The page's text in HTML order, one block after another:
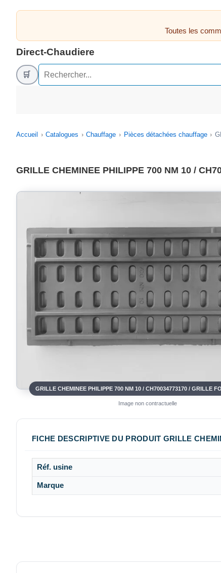
Toutes les
Direct-Chaudiere
🛒
Accueil Catalogues Chauffage Pièces détachées chauffage
GRILLE CHEMINEE PHILIPPE 700 NM 10 /
Image non contractuelle
FICHE DESCRIPTIVE DU PRODUIT GRILLE
Réf. usine
Marque